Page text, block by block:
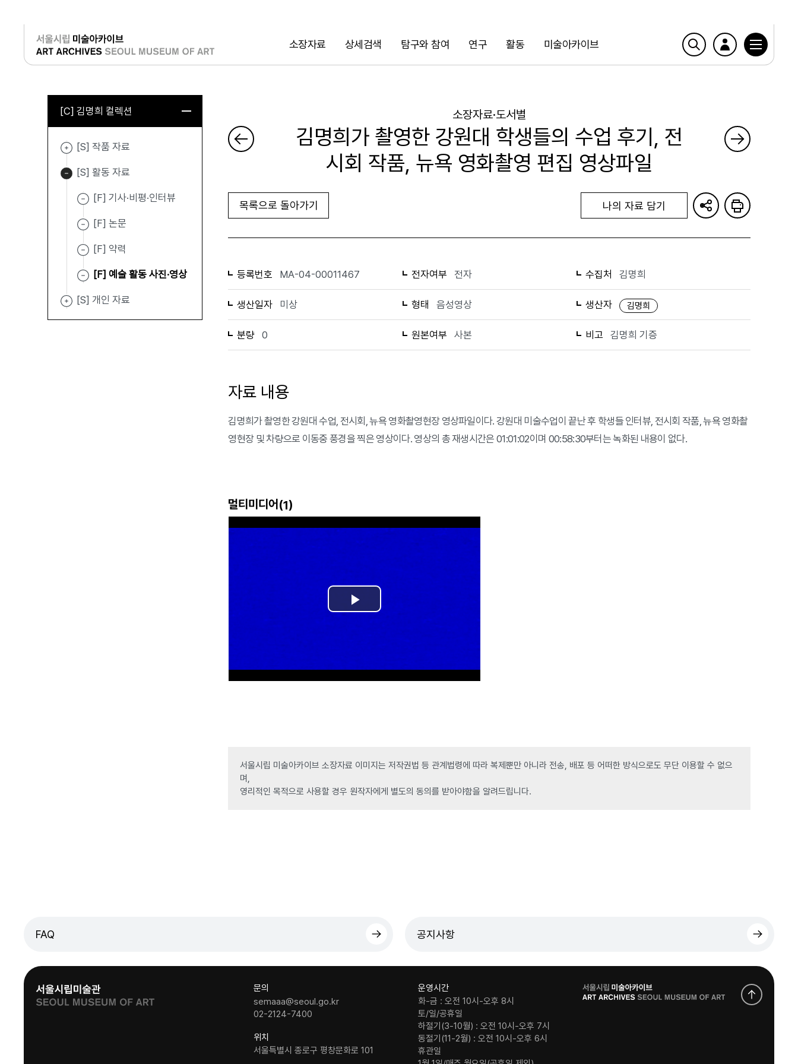
소장자료 상세검색 탐구와 참여 연구 활동 미술아카이브
검색
로그인
[C] 김명희 컬렉션
[S] 작품 자료
[S] 활동 자료
[F] 기사·비평·인터뷰
[F] 논문
[F] 약력
[F] 예술 활동 사진·영상
[S] 개인 자료
소장자료·도서별
김명희가 촬영한 강원대 학생들의 수업 후기, 전
시회 작품, 뉴욕 영화촬영 편집 영상파일
목록으로 돌아가기 나의 자료 담기
등록번호 MA-04-00011467 전자여부 전자 수집처 김명희
생산일자 미상 형태 음성영상 생산자 김명희
분량 0 원본여부 사본 비고 김명희 기증
자료 내용
김명희가 촬영한 강원대 수업, 전시회, 뉴욕 영화촬영현장 영상파일이다. 강원대 미술수업이 끝난 후 학생들 인터뷰, 전시회 작품, 뉴욕 영화촬
영현장 및 차량으로 이동중 풍경을 찍은 영상이다. 영상의 총 재생시간은 01:01:02이며 00:58:30부터는 녹화된 내용이 없다.
멀티미디어(1)
서울시립 미술아카이브 소장자료 이미지는 저작권법 등 관계법령에 따라 복제뿐만 아니라 전송, 배포 등 어떠한 방식으로도 무단 이용할 수 없으
며,
영리적인 목적으로 사용할 경우 원작자에게 별도의 동의를 받아야함을 알려드립니다.
FAQ 공지사항
문의
semaaa@seoul.go.kr
02-2124-7400
위치
서울특별시 종로구 평창문화로 101
운영시간
화-금 : 오전 10시-오후 8시
토/일/공휴일
하절기(3-10월) : 오전 10시-오후 7시
동절기(11-2월) : 오전 10시-오후 6시
휴관일
로
고